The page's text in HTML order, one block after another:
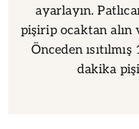
ayarlayın.
pişirip ocaktan alın
Önceden
dakika